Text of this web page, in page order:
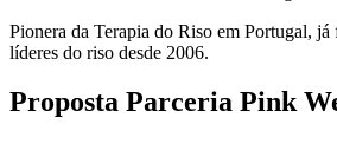
Pionera da Terapia do Riso em Portugal,
líderes do riso desde 2006.
Proposta Parceria Pink